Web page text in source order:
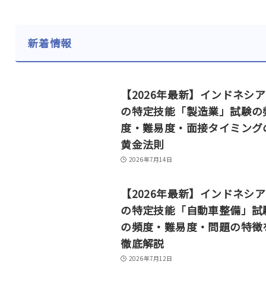
新着情報
【2026年最新】インドネシ
の特定技能「製造業」試験の
度・難易度・面接タイミング
黄金法則
2026年7月14日
【2026年最新】インドネシ
の特定技能「自動車整備」試
の頻度・難易度・問題の特徴
徹底解説
2026年7月12日